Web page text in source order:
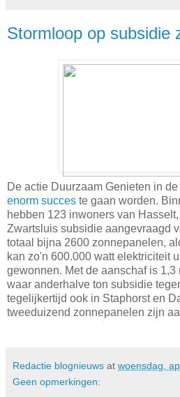
Stormloop op subsidie
De actie Duurzaam Genieten in
enorm succes te gaan worden.
hebben 123 inwoners van
Zwartsluis subsidie aangevraagd
totaal bijna 2600 zonnepanelen,
kan zo'n 600.000 watt elektriciteit
gewonnen. Met de aanschaf is
waar anderhalve ton subsidie
tegelijkertijd ook in Staphorst en
tweeduizend zonnepanelen zijn
Redactie blognieuws at woensdag,
Geen opmerkingen: